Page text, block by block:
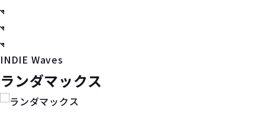
INDIE Waves
ランダマックス